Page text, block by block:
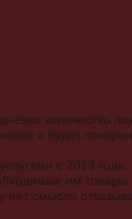
количество
и будет
с 2013
им
смысла